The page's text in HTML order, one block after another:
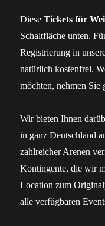
DieseTickets für
Schaltfläche unten.
Registrierung in
natürlich kostenfrei.
möchten, nehmen Sie
Wir bieten Ihnen
in ganz Deutschland
zahlreicher Arenen
Kontingente, die wir
Location zum
alle verfügbaren